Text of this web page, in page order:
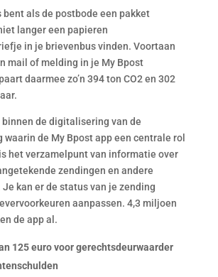
als de postbode een pakket
langer een papieren
in je brievenbus vinden. Voortaan
mail of melding in je My Bpost
daarmee zo’n 394 ton CO2 en 302
binnen de digitalisering van de
de My Bpost app een centrale rol
het verzamelpunt van informatie over
zendingen en andere
kan er de status van je zending
aanpassen. 4,3 miljoen
de app al.
125 euro voor gerechtsdeurwaarder